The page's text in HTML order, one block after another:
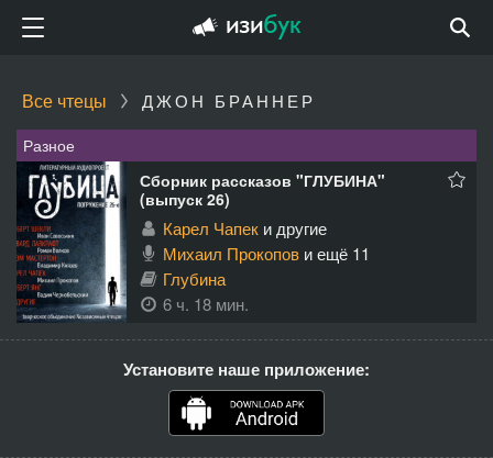
Все чтецы ДЖОН БРАННЕР
Разное
Сборник рассказов "ГЛУБИНА"
(выпуск 26)
Карел Чапек и другие
Михаил Прокопов и ещё 11
Глубина
6 ч. 18 мин.
Установите наше приложение: